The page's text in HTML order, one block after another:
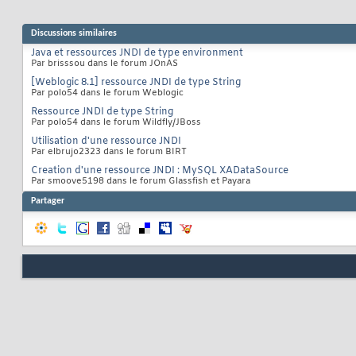
Discussions similaires
Java et ressources JNDI de type environment
Par brisssou dans le forum JOnAS
[Weblogic 8.1] ressource JNDI de type String
Par polo54 dans le forum Weblogic
Ressource JNDI de type String
Par polo54 dans le forum Wildfly/JBoss
Utilisation d'une ressource JNDI
Par elbrujo2323 dans le forum BIRT
Creation d'une ressource JNDI : MySQL XADataSource
Par smoove5198 dans le forum Glassfish et Payara
Partager